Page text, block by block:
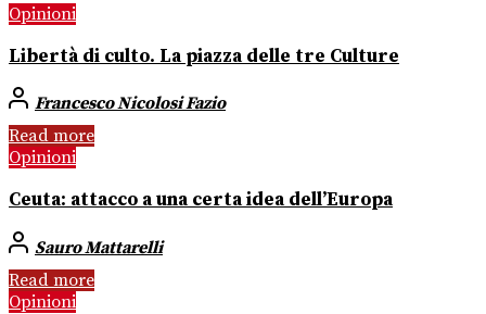
Opinioni
Libertà di culto. La piazza delle tre Culture
Francesco Nicolosi Fazio
Read more
Opinioni
Ceuta: attacco a una certa idea dell’Europa
Sauro Mattarelli
Read more
Opinioni